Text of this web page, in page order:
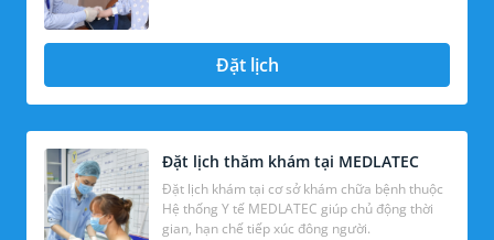
Đặt lịch
Đặt lịch thăm khám tại MEDLATEC
Đặt lịch khám tại cơ sở khám chữa bệnh thuộc
Hệ thống Y tế MEDLATEC giúp chủ động thời
gian, hạn chế tiếp xúc đông người.